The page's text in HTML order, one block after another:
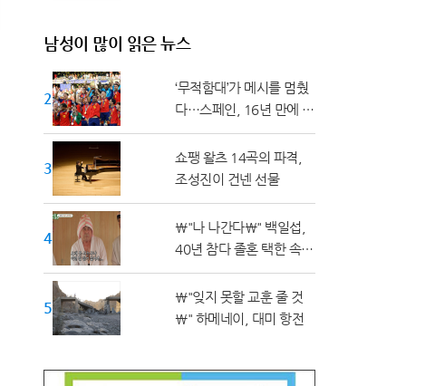
남성이 많이 읽은 뉴스
20대 ↓
‘무적함대’가 메시를 멈췄
다…스페인, 16년 만에 월
드컵 정상
30대
쇼팽 왈츠 14곡의 파격,
조성진이 건넨 선물
40대
\"나 나간다\" 백일섭,
40년 참다 졸혼 택한 속사
정
50대 ↑
\"잊지 못할 교훈 줄 것
\" 하메네이, 대미 항전